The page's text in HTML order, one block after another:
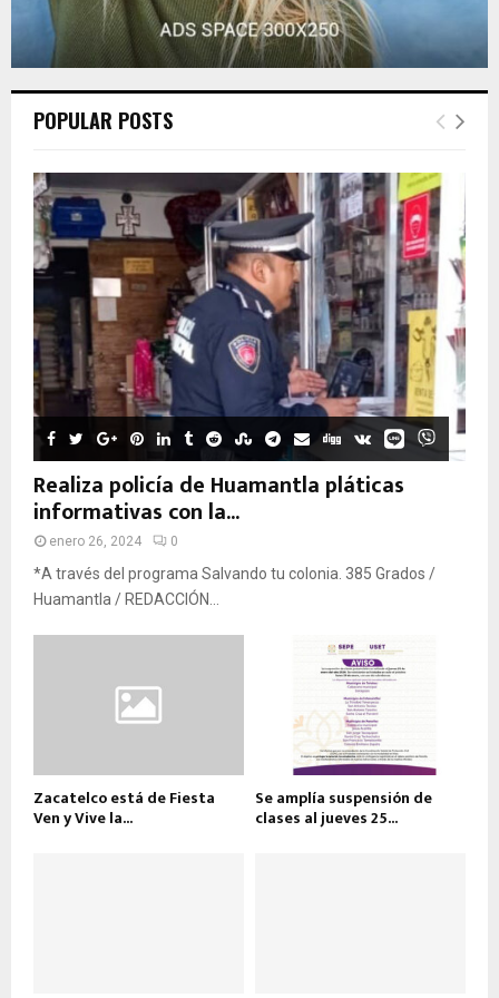
POPULAR POSTS
Realiza policía de Huamantla pláticas
informativas con la...
enero 26, 2024 0
*A través del programa Salvando tu colonia. 385 Grados /
Huamantla / REDACCIÓN...
Zacatelco está de Fiesta
Ven y Vive la...
Se amplía suspensión de
clases al jueves 25...